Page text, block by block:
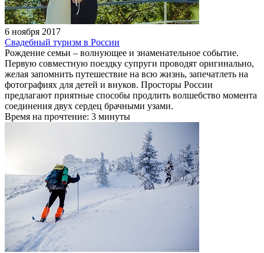
6 ноября 2017
Свадебный туризм в России
Рождение семьи – волнующее и знаменательное событие.
Первую совместную поездку супруги проводят оригинально,
желая запомнить путешествие на всю жизнь, запечатлеть на
фотографиях для детей и внуков. Просторы России
предлагают приятные способы продлить волшебство момента
соединения двух сердец брачными узами.
Время на прочтение: 3 минуты